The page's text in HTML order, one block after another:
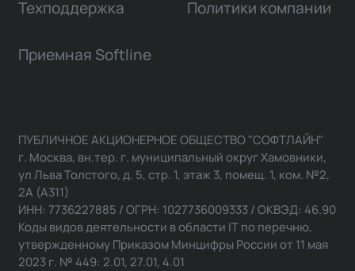
Техподдержка Политики компании
Приемная Softline
ПУБЛИЧНОЕ АКЦИОНЕРНОЕ ОБЩЕСТВО "СОФТЛАЙН"
г. Москва, вн.тер. г. муниципальный округ Хамовники,
ул Льва Толстого, д. 5, стр. 1, этаж 3, помещ. 1, ком. №2,
2А (А311)
ИНН: 7736227885 / ОГРН: 1027736009333 / ОКВЭД: 46.90
Коды видов деятельности в области IT по перечню,
утвержденному Приказом Минцифры России от 11 мая
2023 г. № 449: 2.01, 27.01, 4.01